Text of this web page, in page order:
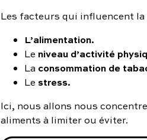
Les facteurs qui influencent
L’alimentation.
Le niveau d’activité
La consommation de
Le stress.
Ici, nous allons nous
aliments à limiter ou éviter.